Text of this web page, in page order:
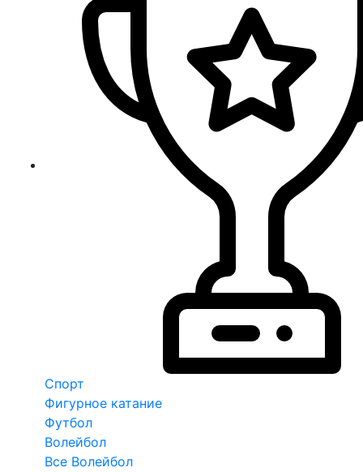
Спорт
Фигурное катание
Футбол
Волейбол
Все Волейбол